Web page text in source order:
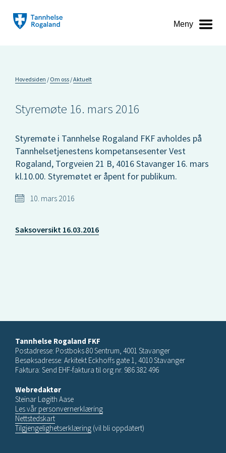
Meny
Hovedsiden Om oss Aktuelt
Styremøte 16. mars 2016
Styremøte i Tannhelse Rogaland FKF avholdes på
Tannhelsetjenestens kompetansesenter Vest
Rogaland, Torgveien 21 B, 4016 Stavanger 16. mars
kl.10.00. Styremøtet er åpent for publikum.
10. mars 2016
Saksoversikt 16.03.2016
Tannhelse Rogaland FKF
Postadresse: Postboks 80 Sentrum, 4001 Stavanger
Besøksadresse: Arkitekt Eckhoffs gate 1, 4010 Stavanger
Faktura: Send EHF-faktura til org.nr. 986 382 496
Webredaktør
Steinar Løgith Aase
Les vår personvernerklæring
Nettstedskart
Tilgjengelighetserklæring (vil bli oppdatert)